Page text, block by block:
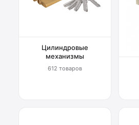
Цилиндровые
механизмы
612 товаров